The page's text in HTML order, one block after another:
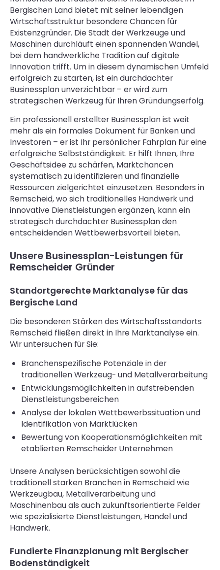
Bergischen Land bietet mit seiner lebendigen
Wirtschaftsstruktur besondere Chancen für
Existenzgründer. Die Stadt der Werkzeuge und
Maschinen durchläuft einen spannenden Wandel,
bei dem handwerkliche Tradition auf digitale
Innovation trifft. Um in diesem dynamischen Umfeld
erfolgreich zu starten, ist ein durchdachter
Businessplan unverzichtbar – er wird zum
strategischen Werkzeug für Ihren Gründungserfolg.
Ein professionell erstellter Businessplan ist weit
mehr als ein formales Dokument für Banken und
Investoren – er ist Ihr persönlicher Fahrplan für eine
erfolgreiche Selbstständigkeit. Er hilft Ihnen, Ihre
Geschäftsidee zu schärfen, Marktchancen
systematisch zu identifizieren und finanzielle
Ressourcen zielgerichtet einzusetzen. Besonders in
Remscheid, wo sich traditionelles Handwerk und
innovative Dienstleistungen ergänzen, kann ein
strategisch durchdachter Businessplan den
entscheidenden Wettbewerbsvorteil bieten.
Unsere Businessplan-Leistungen für
Remscheider Gründer
Standortgerechte Marktanalyse für das
Bergische Land
Die besonderen Stärken des Wirtschaftsstandorts
Remscheid fließen direkt in Ihre Marktanalyse ein.
Wir untersuchen für Sie:
Branchenspezifische Potenziale in der
traditionellen Werkzeug- und Metallverarbeitung
Entwicklungsmöglichkeiten in aufstrebenden
Dienstleistungsbereichen
Analyse der lokalen Wettbewerbssituation und
Identifikation von Marktlücken
Bewertung von Kooperationsmöglichkeiten mit
etablierten Remscheider Unternehmen
Unsere Analysen berücksichtigen sowohl die
traditionell starken Branchen in Remscheid wie
Werkzeugbau, Metallverarbeitung und
Maschinenbau als auch zukunftsorientierte Felder
wie spezialisierte Dienstleistungen, Handel und
Handwerk.
Fundierte Finanzplanung mit Bergischer
Bodenständigkeit